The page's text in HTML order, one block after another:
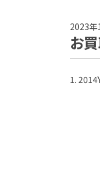
2023年
お
1.